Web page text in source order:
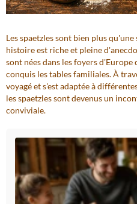
Les spaetzles sont bien plus
histoire est riche et pleine
sont nées dans les foyers
conquis les tables familiales. À
voyagé et s'est adaptée à
les spaetzles sont devenus un
conviviale.